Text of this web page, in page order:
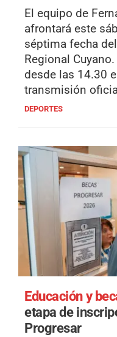
El equipo de
afrontará este
séptima fecha
Regional
desde las 14.30
transmisión
DEPORTES
Educación y
etapa de
Progresar